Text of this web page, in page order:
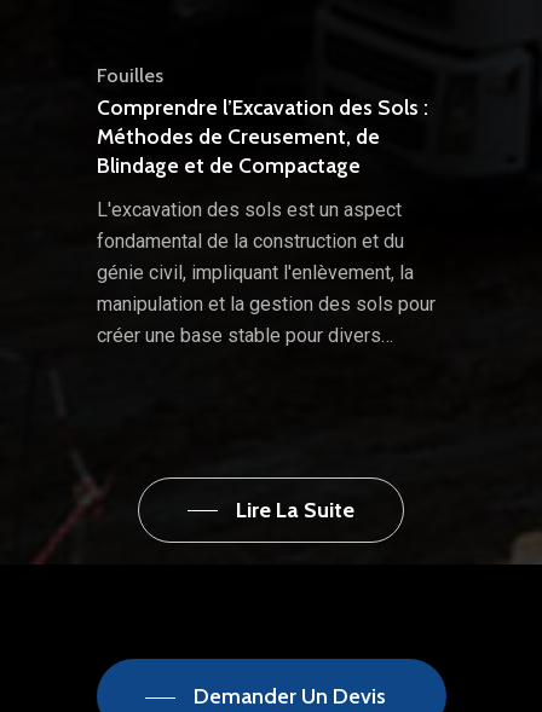
Fouilles
Comprendre l’Excavation des Sols :
Méthodes de Creusement, de
Blindage et de Compactage
L'excavation des sols est un aspect
fondamental de la construction et du
génie civil, impliquant l'enlèvement, la
manipulation et la gestion des sols pour
créer une base stable pour divers…
Lire La Suite
Demander Un Devis